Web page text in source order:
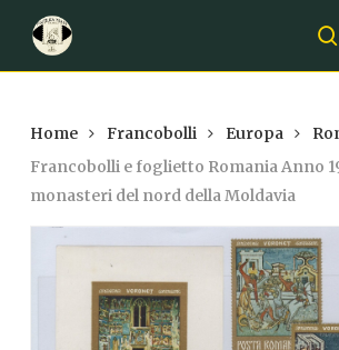
main
Home Francobolli Europa
Francobolli e foglietto Romania Anno
monasteri del nord della Moldavia